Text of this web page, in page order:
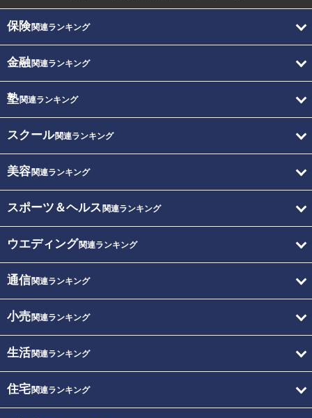
保険関連ランキング
金融関連ランキング
塾関連ランキング
スクール関連ランキング
美容関連ランキング
スポーツ＆ヘルス 関連ランキング
ウエディング関連ランキング
通信関連ランキング
小売関連ランキング
生活関連ランキング
住宅関連ランキング